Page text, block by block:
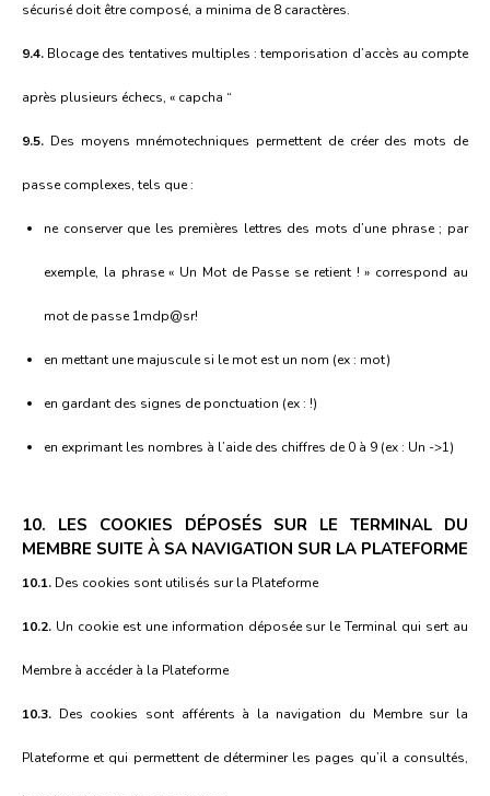
sécurisé doit être composé, a minima de 8 caractères.
9.4. Blocage des tentatives multiples : temporisation d’accès au compte
après plusieurs échecs, « capcha “
9.5. Des moyens mnémotechniques permettent de créer des mots de
passe complexes, tels que :
ne conserver que les premières lettres des mots d’une phrase ; par
exemple, la phrase « Un Mot de Passe se retient ! » correspond au
mot de passe 1mdp@sr!
en mettant une majuscule si le mot est un nom (ex : mot)
en gardant des signes de ponctuation (ex : !)
en exprimant les nombres à l’aide des chiffres de 0 à 9 (ex : Un ->1)
10. LES COOKIES DÉPOSÉS SUR LE TERMINAL DU
MEMBRE SUITE À SA NAVIGATION SUR LA PLATEFORME
10.1. Des cookies sont utilisés sur la Plateforme
10.2. Un cookie est une information déposée sur le Terminal qui sert au
Membre à accéder à la Plateforme
10.3. Des cookies sont afférents à la navigation du Membre sur la
Plateforme et qui permettent de déterminer les pages qu’il a consultés,